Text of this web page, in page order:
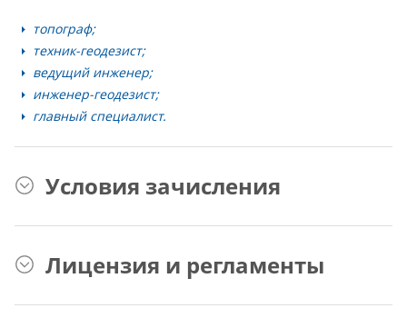
топограф;
техник-геодезист;
ведущий инженер;
инженер-геодезист;
главный специалист.
Условия зачисления
Лицензия и регламенты